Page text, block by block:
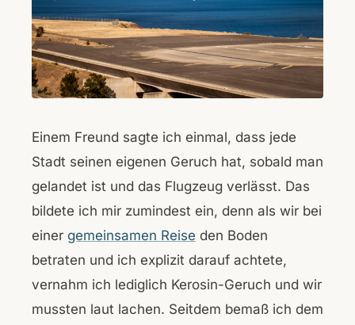
Einem Freund sagte ich einmal, dass jede
Stadt seinen eigenen Geruch hat, sobald man
gelandet ist und das Flugzeug verlässt. Das
bildete ich mir zumindest ein, denn als wir bei
einer gemeinsamen Reise den Boden
betraten und ich explizit darauf achtete,
vernahm ich lediglich Kerosin-Geruch und wir
mussten laut lachen. Seitdem bemaß ich dem